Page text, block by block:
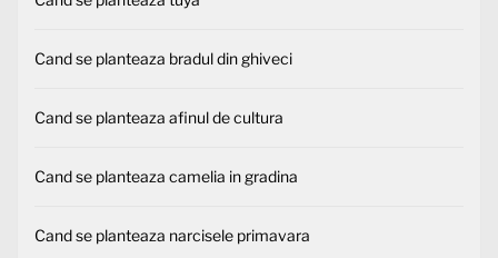
Cand se planteaza bradul din ghiveci
Cand se planteaza afinul de cultura
Cand se planteaza camelia in gradina
Cand se planteaza narcisele primavara